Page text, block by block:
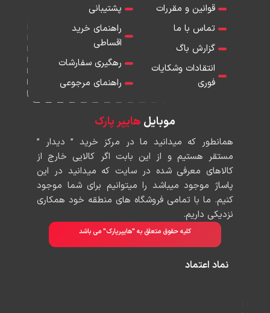
قوانین و مقررات
تماس با ما
گزارش باگ
انتقادات وشکایات
فوری
پشتیبانی
راهنمای خرید
اقساطی
رهگیری سفارشات
راهنمای مرجوعی
موبایل هایپر پارک
همانطور که میدانید ما در مرکز خرید ” دیدار ”
مستقر هستیم و از این بابت اگر کالایی خارج از
کالاهای معرفی شده در سایت که میدانید در این
پاساژ موجود میباشد را میتوانیم برای شما موجود
کنیم. ما با تمامی فروشگاه های منطقه خود همکاری
نزدیکی داریم.
کلیه حقوق متعلق به "هایپرپارک" می باشد
نماد اعتماد